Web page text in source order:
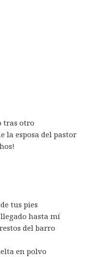
tras otro
la esposa del pastor
tus pies
hasta mí
del barro
en polvo